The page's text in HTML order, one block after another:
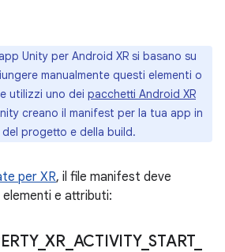
Unity per Android XR si basano su
manualmente questi elementi o
utilizzi uno dei pacchetti Android XR
creano il manifest per la tua app in
progetto e della build.
per XR, il file manifest deve
e attributi:
_XR_ ACTIVITY_START_